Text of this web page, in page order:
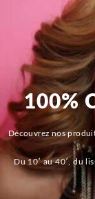
100%
Découvrez nos
Du 10′ au 40′, du